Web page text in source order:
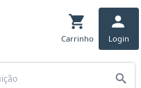
Carrinho Login